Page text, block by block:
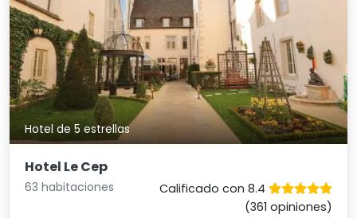
Hotel de 5 estrellas
Hotel Le Cep
63 habitaciones
Calificado con 8.4
(361 opiniones)